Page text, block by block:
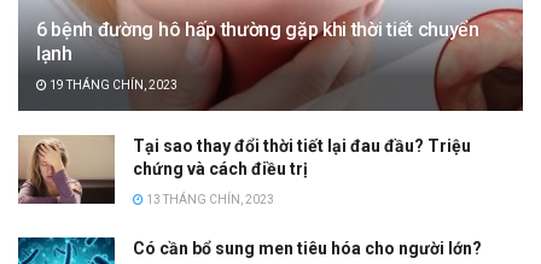
6 bệnh đường hô hấp thường gặp khi thời tiết chuyển
lạnh
19 THÁNG CHÍN, 2023
Tại sao thay đổi thời tiết lại đau đầu? Triệu
chứng và cách điều trị
13 THÁNG CHÍN, 2023
Có cần bổ sung men tiêu hóa cho người lớn?